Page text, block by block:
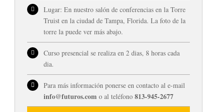
Lugar: En nuestro salón de conferencias en la Torre
Truist en la ciudad de Tampa, Florida. La foto de la
torre la puede ver más abajo.
Curso presencial se realiza en 2 dias, 8 horas cada
dia.
Para más información ponerse en contacto al e-mail
info@futuros.com o al teléfono 813-945-2677